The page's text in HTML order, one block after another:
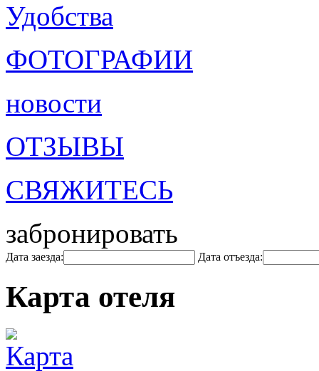
Удобства
ФОТОГРАФИИ
новости
ОТЗЫВЫ
СВЯЖИТЕСЬ
забронировать
Дата заезда: Дата отъезда:
Карта отеля